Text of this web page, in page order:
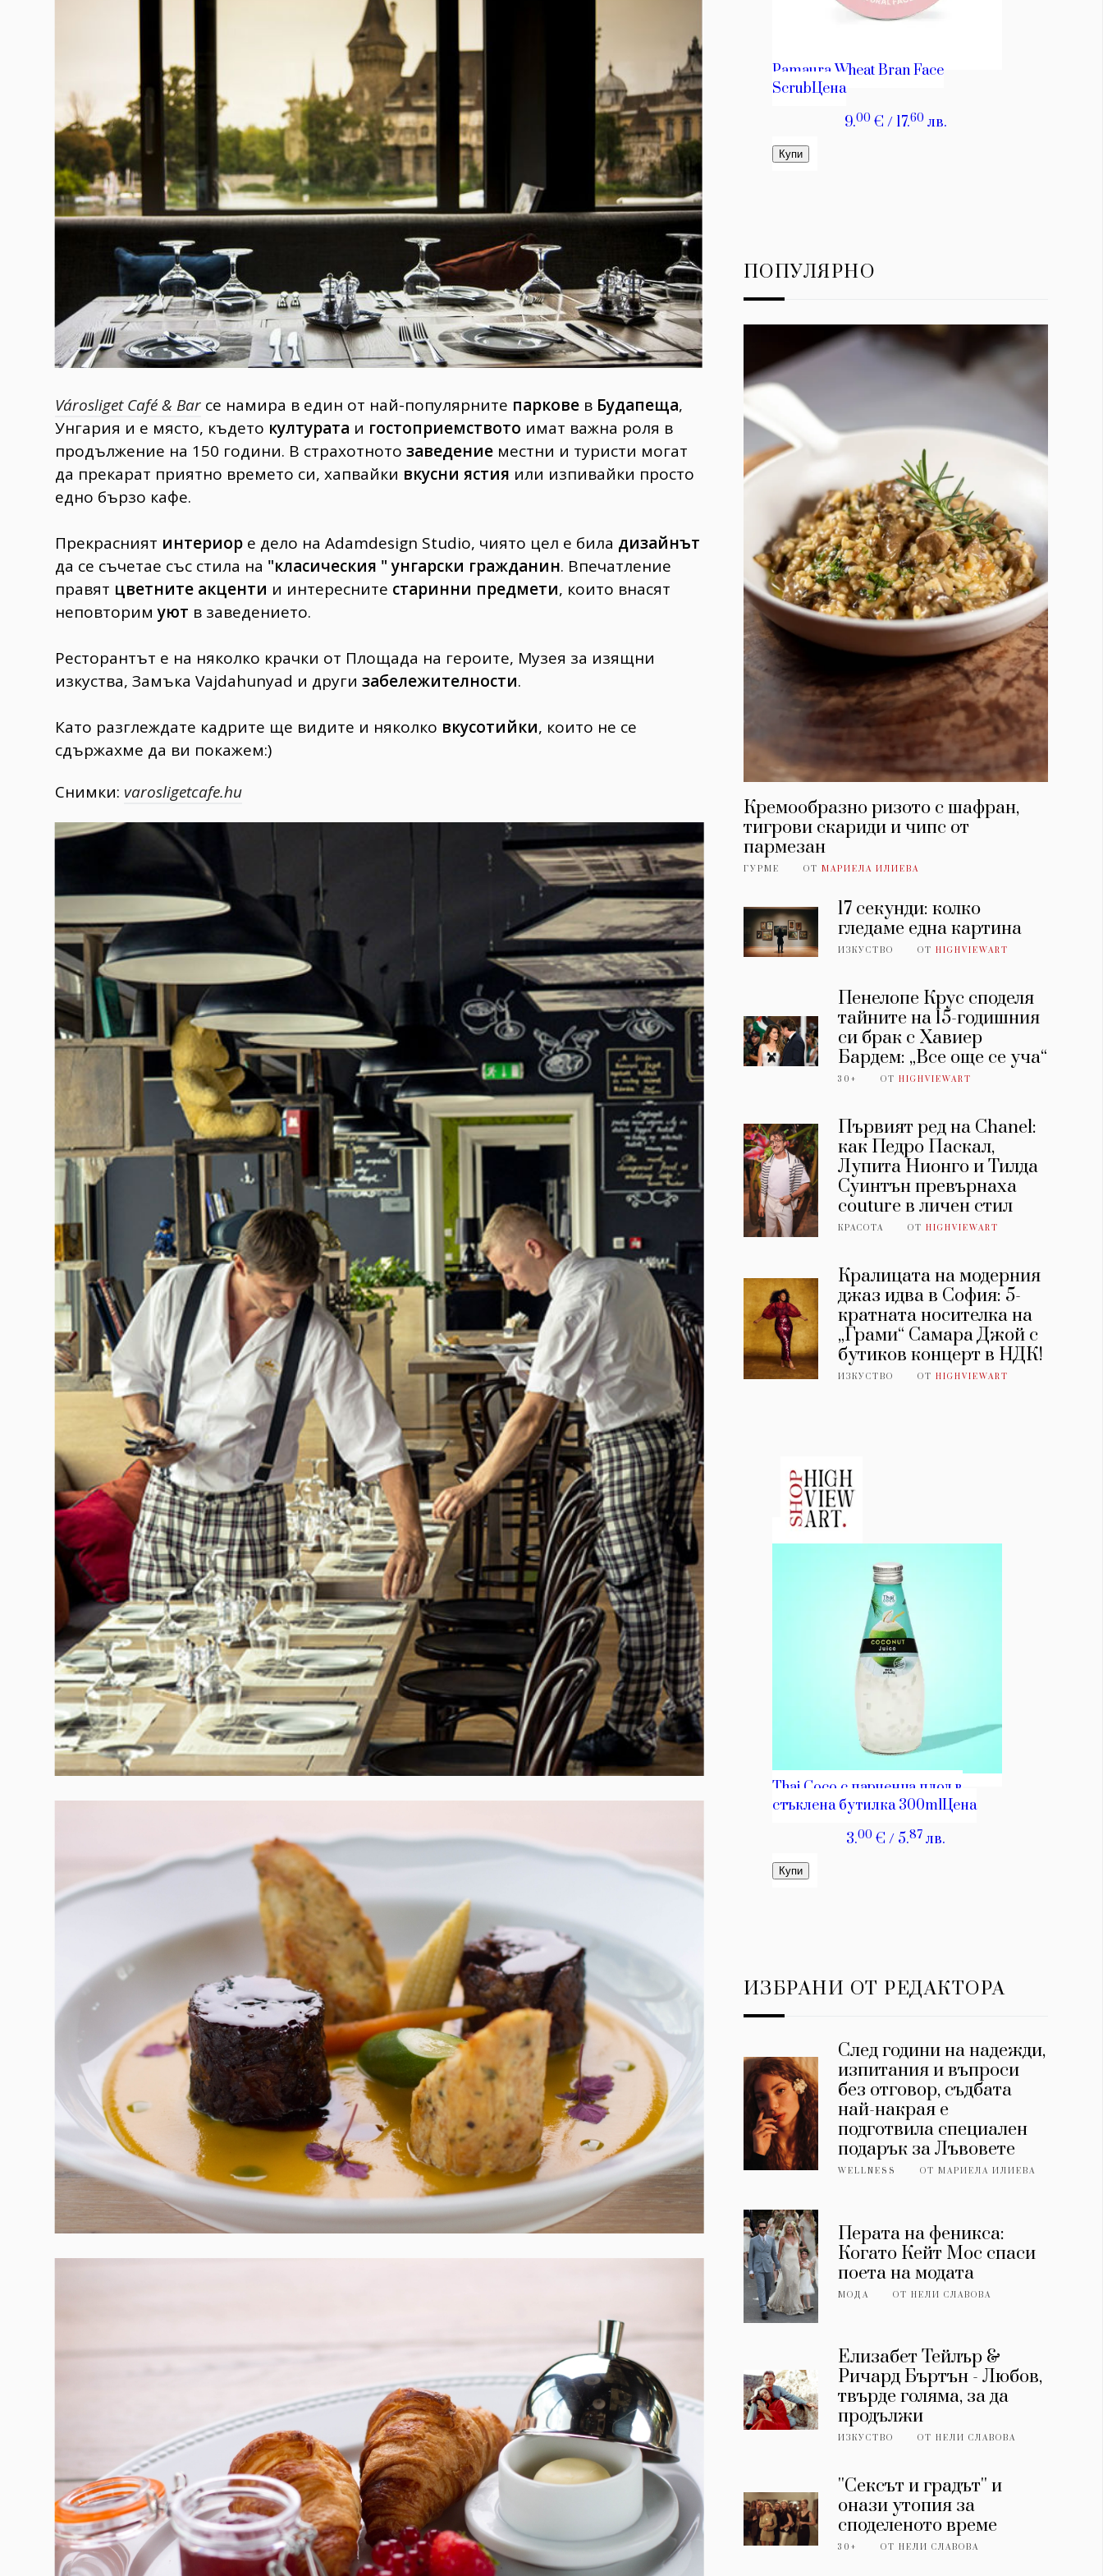
Пътувай
389
Gentlemen
382
Wellness 1817
ПОСЛЕДВАЙТЕ
Városliget Café & Bar се намира в един от най-популярните паркове в Будапеща,
Унгария и е място, където културата и гостоприемството имат важна роля в
продължение на 150 години. В страхотното заведение местни и туристи могат
да прекарат приятно времето си, хапвайки вкусни ястия или изпивайки просто
едно бързо кафе.
Прекрасният интериор е дело на Adamdesign Studio, чиято цел е била дизайнът
да се съчетае със стила на "класическия " унгарски гражданин. Впечатление
правят цветните акценти и интересните старинни предмети, които внасят
неповторимуют в заведението.
Ресторантът е на няколко крачки от Площада на героите, Музея за изящни
изкуства, Замъка Vajdahunyad и други забележителности.
Като разглеждате кадрите ще видите и няколко вкусотийки, които не се
сдържахме да ви покажем:)
Снимки: varosligetcafe.hu
ПОПУЛЯРНО
Кремообразно ризото с шафран,
тигрови скариди и чипс от
пармезан
ГУРМЕ ОТ МАРИЕЛА ИЛИЕВА
17 секунди: колко
гледаме една картина
ИЗКУСТВО ОТHIGHVIEWART
Пенелопе Крус споделя
тайните на 15-годишния
си брак с Хавиер
Бардем: „Все още се уча“
30+ ОТHIGHVIEWART
Първият ред на Chanel:
как Педро Паскал,
Лупита Нионго и Тилда
Суинтън превърнаха
couture в личен стил
КРАСОТА ОТHIGHVIEWART
Кралицата на модерния
джаз идва в София: 5-
кратната носителка на
„Грами“ Самара Джой с
бутиков концерт в НДК!
ИЗКУСТВО ОТHIGHVIEWART
ИЗБРАНИ ОТ РЕДАКТОРА
След години на надежди,
изпитания и въпроси
без отговор, съдбата
най-накрая е
подготвила специален
подарък за Лъвовете
WELLNESS ОТМАРИЕЛА ИЛИЕВА
Перата на феникса:
Когато Кейт Мос спаси
поета на модата
МОДА ОТНЕЛИ СЛАВОВА
Елизабет Тейлър &
Ричард Бъртън - Любов,
твърде голяма, за да
продължи
ИЗКУСТВО ОТНЕЛИ СЛАВОВА
''Сексът и градът'' и
онази утопия за
споделеното време
30+ ОТНЕЛИ СЛАВОВА